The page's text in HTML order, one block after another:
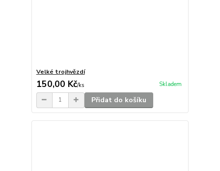
Velké trojhvězdí
150,00 Kč/ks Skladem
Přidat do košíku